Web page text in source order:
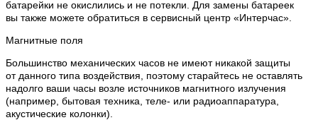
батарейки не окислились и не потекли. Для замены батареек
вы также можете обратиться в сервисный центр «Интерчас».
Магнитные поля
Большинство механических часов не имеют никакой защиты
от данного типа воздействия, поэтому старайтесь не оставлять
надолго ваши часы возле источников магнитного излучения
(например, бытовая техника, теле- или радиоаппаратура,
акустические колонки).